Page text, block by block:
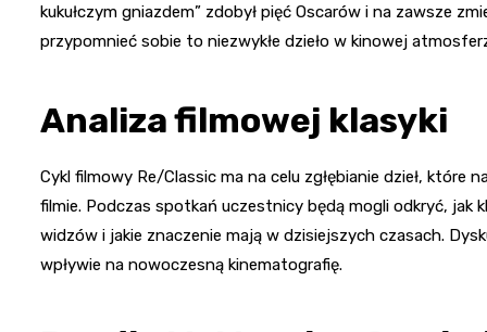
kukułczym gniazdem” zdobył pięć Oscarów i na zawsze
przypomnieć sobie to niezwykłe dzieło w kinowej
Analiza filmowej klasyki
Cykl filmowy Re/Classic ma na celu zgłębianie dzieł,
filmie. Podczas spotkań uczestnicy będą mogli odkryć, jak
widzów i jakie znaczenie mają w dzisiejszych czasach.
wpływie na nowoczesną kinematografię.